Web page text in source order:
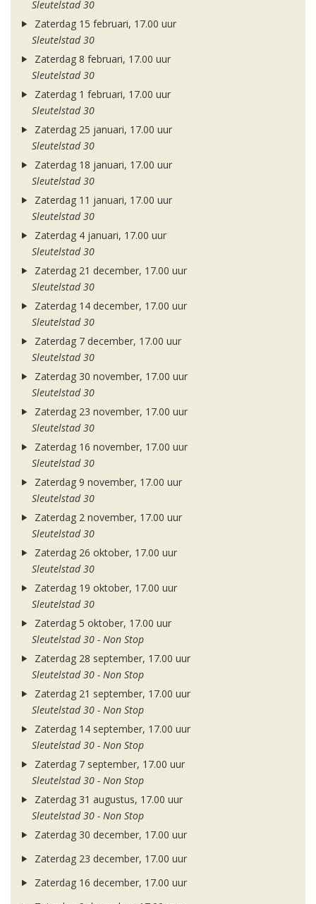
Sleutelstad 30
Zaterdag 15 februari, 17.00 uur
Sleutelstad 30
Zaterdag 8 februari, 17.00 uur
Sleutelstad 30
Zaterdag 1 februari, 17.00 uur
Sleutelstad 30
Zaterdag 25 januari, 17.00 uur
Sleutelstad 30
Zaterdag 18 januari, 17.00 uur
Sleutelstad 30
Zaterdag 11 januari, 17.00 uur
Sleutelstad 30
Zaterdag 4 januari, 17.00 uur
Sleutelstad 30
Zaterdag 21 december, 17.00 uur
Sleutelstad 30
Zaterdag 14 december, 17.00 uur
Sleutelstad 30
Zaterdag 7 december, 17.00 uur
Sleutelstad 30
Zaterdag 30 november, 17.00 uur
Sleutelstad 30
Zaterdag 23 november, 17.00 uur
Sleutelstad 30
Zaterdag 16 november, 17.00 uur
Sleutelstad 30
Zaterdag 9 november, 17.00 uur
Sleutelstad 30
Zaterdag 2 november, 17.00 uur
Sleutelstad 30
Zaterdag 26 oktober, 17.00 uur
Sleutelstad 30
Zaterdag 19 oktober, 17.00 uur
Sleutelstad 30
Zaterdag 5 oktober, 17.00 uur
Sleutelstad 30 - Non Stop
Zaterdag 28 september, 17.00 uur
Sleutelstad 30 - Non Stop
Zaterdag 21 september, 17.00 uur
Sleutelstad 30 - Non Stop
Zaterdag 14 september, 17.00 uur
Sleutelstad 30 - Non Stop
Zaterdag 7 september, 17.00 uur
Sleutelstad 30 - Non Stop
Zaterdag 31 augustus, 17.00 uur
Sleutelstad 30 - Non Stop
Zaterdag 30 december, 17.00 uur
Zaterdag 23 december, 17.00 uur
Zaterdag 16 december, 17.00 uur